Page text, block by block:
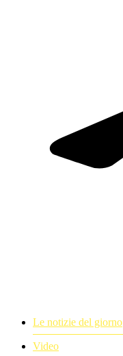
Le notizie del giorno
Video